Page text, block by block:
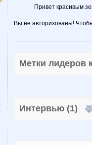
Привет красивым
Вы не авторизованы!
Метки
Интервью (1)